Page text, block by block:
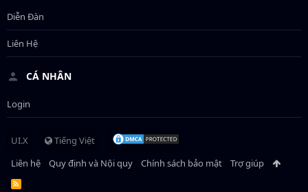
Diễn Đàn
Liên Hệ
CÁ NHÂN
Login
UI.X
Tiếng Việt
Liên hệ
Quy định và Nội quy Chính sách bảo mật Trợ giúp
R